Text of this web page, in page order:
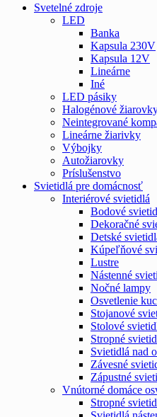
Svetelné zdroje
LED
Banka
Kapsula 230V
Kapsula 12V
Lineárne
Iné
LED pásiky
Halogénové
Neintegrované
Lineárne žiarivky
Výbojky
Autožiarovky
Príslušenstvo
Svietidlá pre domácnosť
Interiérové svietidlá
Bodové
Dekoračné
Detské
Kúpeľňové
Lustre
Nástenné
Nočné lampy
Osvetlenie
Stojanové
Stolové
Stropné
Svietidlá nad
Závesné
Zápustné
Vnútorné domáce
Stropné